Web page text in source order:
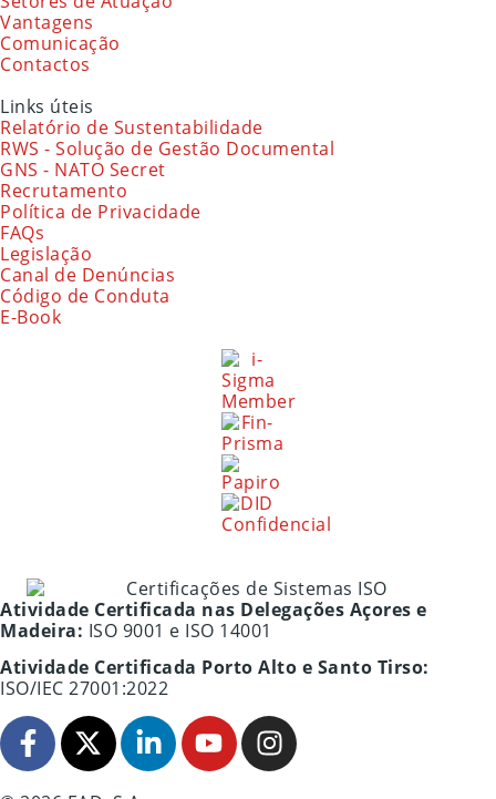
Vantagens
Comunicação
Contactos
Links úteis
Relatório de Sustentabilidade
RWS - Solução de Gestão Documental
GNS - NATO Secret
Recrutamento
Política de Privacidade
FAQs
Legislação
Canal de Denúncias
Código de Conduta
E-Book
Atividade Certificada nas Delegações Açores e
Madeira: ISO 9001 e ISO 14001
Atividade Certificada Porto Alto e Santo Tirso:
ISO/IEC 27001:2022